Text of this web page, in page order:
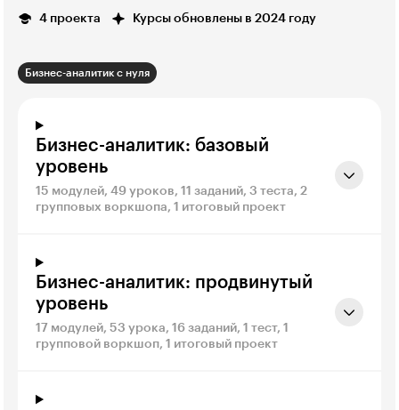
4 проекта Курсы обновлены в 2024 году
Бизнес-аналитик с нуля
Бизнес-аналитик: базовый
уровень
15 модулей, 49 уроков, 11 заданий, 3 теста, 2
групповых воркшопа, 1 итоговый проект
Бизнес-аналитик: продвинутый
уровень
17 модулей, 53 урока, 16 заданий, 1 тест, 1
групповой воркшоп, 1 итоговый проект